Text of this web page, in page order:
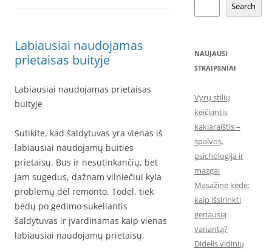
Labiausiai naudojamas
prietaisas buityje
Labiausiai naudojamas prietaisas
buityje
Sutikite, kad šaldytuvas yra vienas iš
labiausiai naudojamų buities
prietaisų. Bus ir nesutinkančių, bet
jam sugedus, dažnam vilniečiui kyla
problemų dėl remonto. Todėl, tiek
bėdų po gedimo sukeliantis
šaldytuvas ir įvardinamas kaip vienas
labiausiai naudojamų prietaisų.
Search
NAUJAUSI
STRAIPSNIAI
Vyrų stilių
keičiantis
kaklaraištis –
spalvos,
psichologija ir
mazgai
Masažinė kėdė:
kaip išsirinkti
geriausią
variantą?
Didelis vidinių